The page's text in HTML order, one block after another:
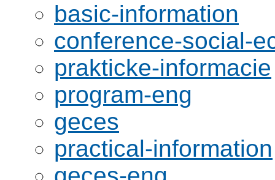
basic-information
conference-social-
prakticke-informacie
program-eng
geces
practical-information